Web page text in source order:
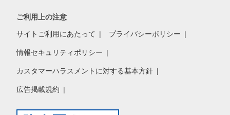
ご利用上の注意
サイトご利用にあたって プライバシーポリシー
情報セキュリティポリシー
カスタマーハラスメントに対する基本方針
広告掲載規約